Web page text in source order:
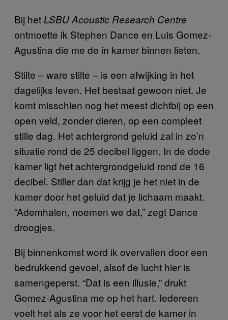
Bij het LSBU Acoustic Research Centre
ontmoette ik Stephen Dance en Luis Gomez-
Agustina die me de in kamer binnen lieten.
Stilte – ware stilte – is een afwijking in het
dagelijks leven. Het bestaat gewoon niet. Je
komt misschien nog het meest dichtbij op een
open veld, zonder dieren, op een compleet
stille dag. Het achtergrond geluid zal in zo’n
situatie rond de 25 decibel liggen. In de dode
kamer ligt het achtergrondgeluid rond de 16
decibel. Stiller dan dat krijg je het niet in de
kamer door het geluid dat je lichaam maakt.
“Ademhalen, noemen we dat,” zegt Dance
droogjes.
Bij binnenkomst word ik overvallen door een
bedrukkend gevoel, alsof de lucht hier is
samengeperst. “Dat is een illusie,” drukt
Gomez-Agustina me op het hart. Iedereen
voelt het als ze voor het eerst de kamer in